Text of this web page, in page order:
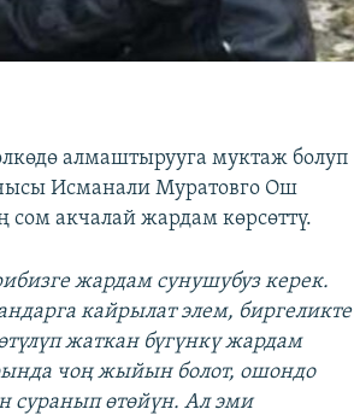
алмаштырууга муктаж болуп
Исманали Муратовго Ош
акчалай жардам көрсөттү.
жардам сунушубуз керек.
кайрылат элем, биргеликте
жаткан бүгүнкү жардам
чоң жыйын болот, ошондо
суранып өтөйүн. Ал эми